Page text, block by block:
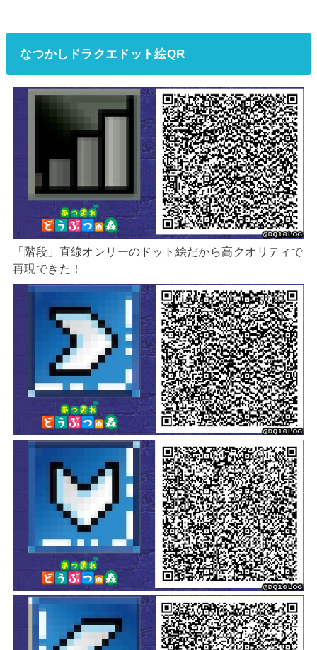
なつかしドラクエドット絵QR
「階段」直線オンリーのドット絵だから高クオリティで
再現できた！